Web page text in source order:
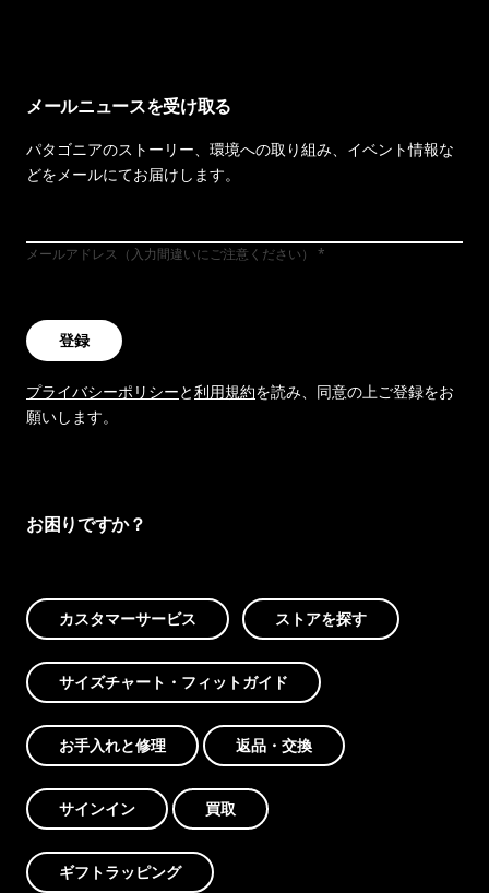
メールニュースを受け取る
パタゴニアのストーリー、環境への取り組み、イベント情報な
どをメールにてお届けします。
メールアドレス（入力間違いにご注意ください）
登録
プライバシーポリシーと利用規約を読み、同意の上ご登録をお
願いします。
お困りですか？
カスタマーサービス ストアを探す
サイズチャート・フィットガイド
お手入れと修理 返品・交換
サインイン 買取
ギフトラッピング